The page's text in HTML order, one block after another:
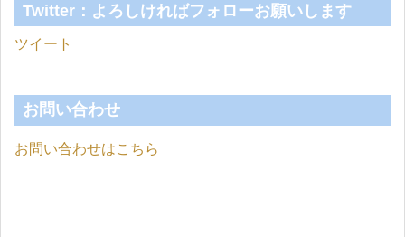
Twitter：よろしければフォローお願いします
ツイート
お問い合わせ
お問い合わせはこちら